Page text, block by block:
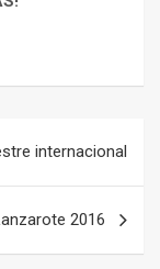
internacional
2016